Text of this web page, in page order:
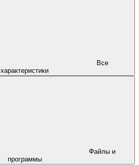
характеристики
программы